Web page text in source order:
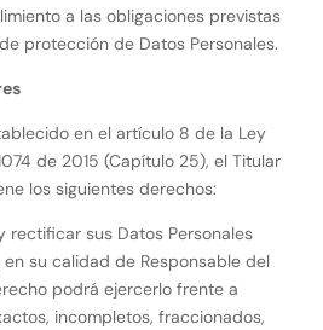
a las obligaciones previstas
protección de Datos Personales.
en el artículo 8 de la Ley
de 2015 (Capítulo 25), el Titular
los siguientes derechos:
rectificar sus Datos Personales
su calidad de Responsable del
podrá ejercerlo frente a
incompletos, fraccionados,